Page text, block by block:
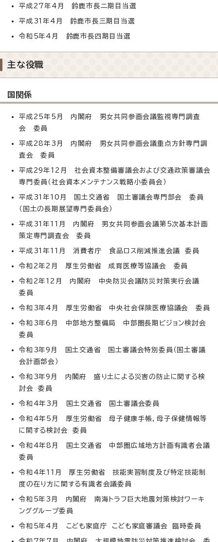
平成27年4月 鈴鹿市長二期目当選
平成31年4月 鈴鹿市長三期目当選
令和5年4月 鈴鹿市長四期目当選
主な役職
国関係
平成25年5月 内閣府 男女共同参画会議監視専門調査
会 委員
平成28年3月 内閣府 男女共同参画会議重点方針専門調
査会 委員
平成29年12月 社会資本整備審議会および交通政策審議会
専門委員（社会資本メンテナンス戦略小委員会）
平成31年10月 国土交通省 国土審議会専門部会 委員
（国土の長期展望専門委員会）
平成31年11月 内閣府 男女共同参画会議第5次基本計画
策定専門調査会 委員
平成31年11月 消費者庁 食品ロス削減推進会議 委員
令和2年2月 厚生労働省 成育医療等協議会 委員
令和2年12月 内閣府 中央防災会議防災対策実行会議
委員
令和3年4月 厚生労働省 中央社会保険医療協議会 委員
令和3年6月 中部地方整備局 中部圏長期ビジョン検討会
委員
令和3年9月 国土交通省 国土審議会特別委員（国土審議
会計画部会）
令和3年9月 内閣府 盛り土による災害の防止に関する検
討会 委員
令和4年3月 国土交通省 国土審議会委員
令和4年5月 厚生労働省 母子健康手帳，母子保健情報等
に関する検討会 委員
令和4年8月 国土交通省 中部圏広域地方計画有識者会議
委員
令和4年11月 厚生労働省 技能実習制度及び特定技能制
度の在り方に関する有識者会議委員
令和5年3月 内閣府 南海トラフ巨大地震対策検討ワーキ
ンググループ委員
令和5年4月 こども家庭庁 こども家庭審議会 臨時委員